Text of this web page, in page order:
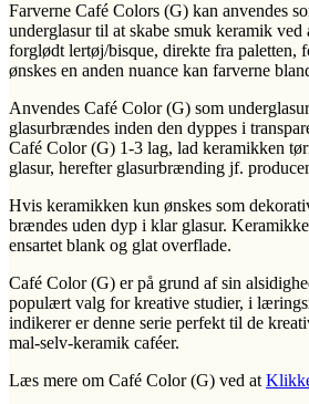
Farverne Café Colors (G) kan anvendes
underglasur til at skabe smuk keramik ved
forglødt lertøj/bisque, direkte fra paletten,
ønskes en anden nuance kan farverne
Anvendes Café Color (G) som
glasurbrændes inden den dyppes i
Café Color (G) 1-3 lag, lad keramikken
glasur, herefter glasurbrænding jf.
Hvis keramikken kun ønskes som
brændes uden dyp i klar glasur.
ensartet blank og glat overflade.
Café Color (G) er på grund af sin
populært valg for kreative studier, i
indikerer er denne serie perfekt til de
mal-selv-keramik caféer.
Læs mere om Café Color (G) ved at